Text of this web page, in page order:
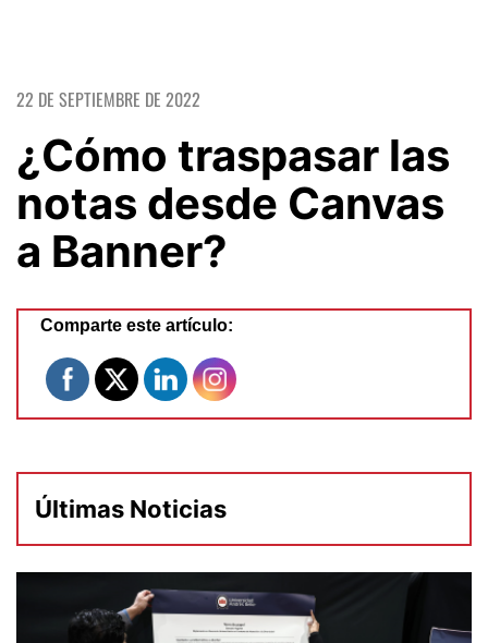
22 DE SEPTIEMBRE DE 2022
¿Cómo traspasar las
notas desde Canvas
a Banner?
Comparte este artículo:
Últimas Noticias